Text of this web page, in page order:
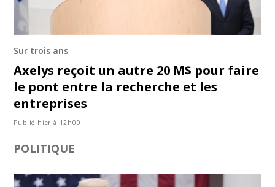
Sur trois ans
Axelys reçoit un autre 20 M$ pour faire
le pont entre la recherche et les
entreprises
Publié hier à 12h00
POLITIQUE